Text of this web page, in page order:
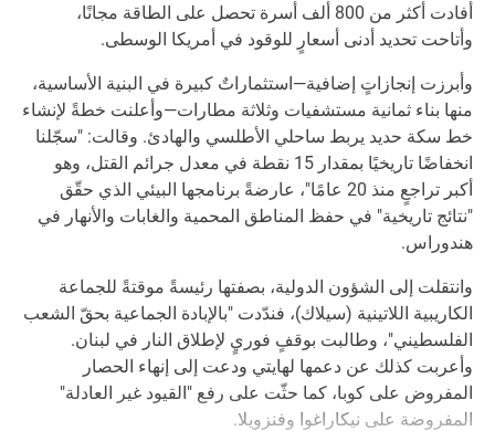
أفادت أكثر من 800 ألف أسرة تحصل على الطاقة مجانًا،
وأتاحت تحديد أدنى أسعارٍ للوقود في أمريكا الوسطى.
وأبرزت إنجازاتٍ إضافية—استثماراتٌ كبيرة في البنية الأساسية،
منها بناء ثمانية مستشفيات وثلاثة مطارات—وأعلنت خطةً لإنشاء
خط سكة حديد يربط ساحلي الأطلسي والهادئ. وقالت: "سجّلنا
انخفاضًا تاريخيًا بمقدار 15 نقطة في معدل جرائم القتل، وهو
أكبر تراجعٍ منذ 20 عامًا"، عارضةً برنامجها البيئي الذي حقّق
"نتائج تاريخية" في حفظ المناطق المحمية والغابات والأنهار في
هندوراس.
وانتقلت إلى الشؤون الدولية، بصفتها رئيسةً موقتةً للجماعة
الكاريبية اللاتينية (سيلاك)، فندّدت "بالإبادة الجماعية بحقّ الشعب
الفلسطيني"، وطالبت بوقفٍ فوريٍ لإطلاق النار في لبنان.
وأعربت كذلك عن دعمها لهايتي ودعت إلى إنهاء الحصار
المفروض على كوبا، كما حثّت على رفع "القيود غير العادلة"
المفروضة على نيكاراغوا وفنزويلا.